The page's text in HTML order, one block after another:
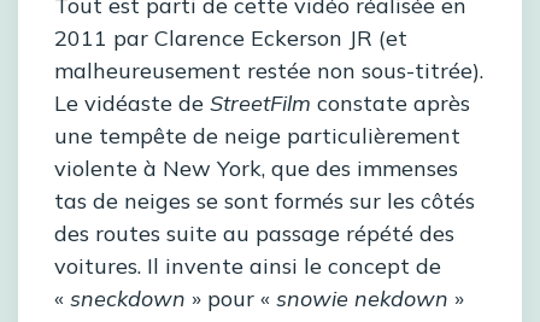
Tout est parti de cette vidéo réalisée en
2011 par Clarence Eckerson JR (et
malheureusement restée non sous-titrée).
Le vidéaste de StreetFilm constate après
une tempête de neige particulièrement
violente à New York, que des immenses
tas de neiges se sont formés sur les côtés
des routes suite au passage répété des
voitures. Il invente ainsi le concept de
« sneckdown » pour « snowie nekdown »